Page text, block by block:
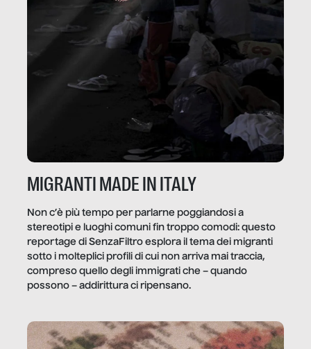
MIGRANTI MADE IN ITALY
Non c’è più tempo per parlarne poggiandosi a
stereotipi e luoghi comuni fin troppo comodi: questo
reportage di SenzaFiltro esplora il tema dei migranti
sotto i molteplici profili di cui non arriva mai traccia,
compreso quello degli immigrati che – quando
possono – addirittura ci ripensano.